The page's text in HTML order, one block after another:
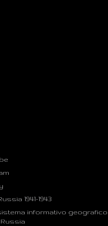
1941-1943
informativo geografico